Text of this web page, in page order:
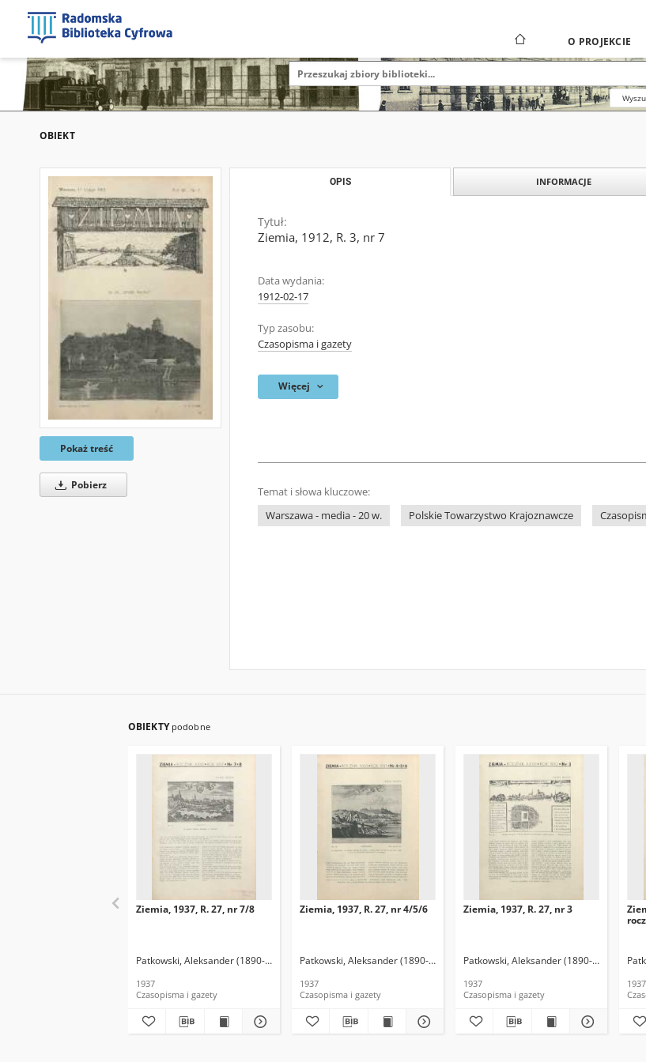
O PROJEKCIE
OBIEKT
Pokaż treść
Pobierz
OPIS INFORMACJE
Tytuł:
Ziemia, 1912, R. 3, nr 7
Data wydania:
1912-02-17
Typ zasobu:
Czasopisma i gazety
Więcej
Temat i słowa kluczowe:
Warszawa - media - 20 w.
Polskie Towarzystwo Krajoznawcze
OBIEKTY podobne
Ziemia, 1937, R. 27, nr 7/8
Patkowski, Aleksander (1890-1942). Red.
1937
Czasopisma i gazety
Ziemia, 1937, R. 27, nr 4/5/6
Patkowski, Aleksander (1890-1942). Red.
1937
Czasopisma i gazety
Ziemia, 1937, R. 27, nr 3
Patkowski, Aleksander (1890-1942). Red.
1937
Czasopisma i gazety
1937